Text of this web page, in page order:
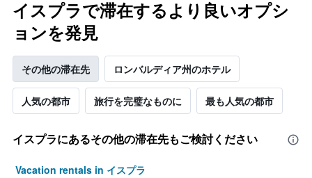
イスプラで滞在するより良いオプシ
ョンを発見
その他の滞在先 ロンバルディア州のホテル
人気の都市 旅行を完璧なものに 最も人気の都市
イスプラ​にあるその他の滞在先もご検討ください
Vacation rentals in イスプラ